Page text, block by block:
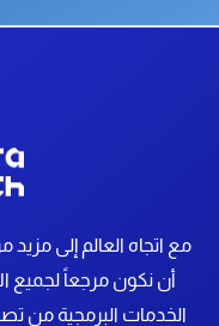
مع اتجاه العالم إلى
أن نكون مرجعاً لجميع
الخدمات البرمجيةمن